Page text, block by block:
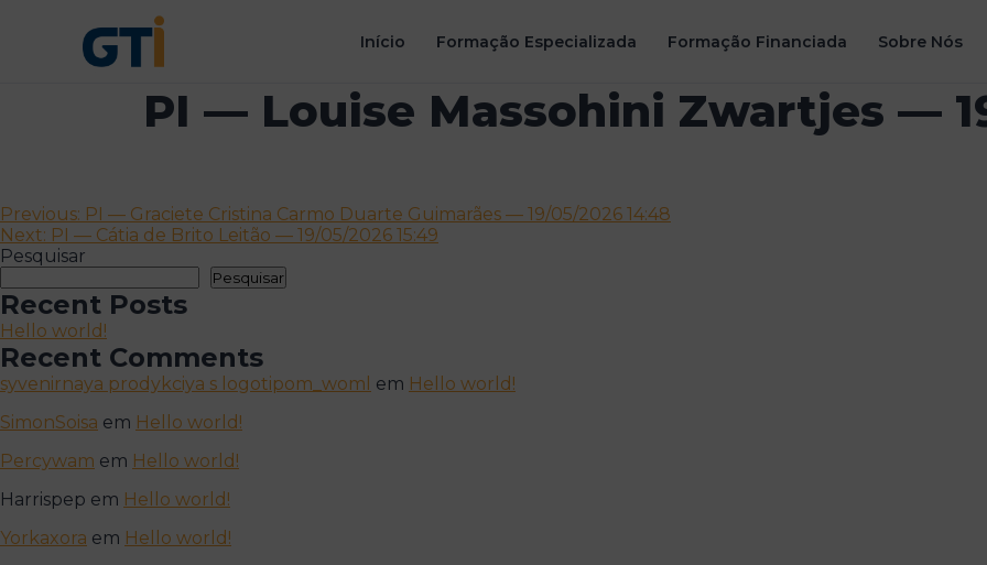
Início Formação Especializada Formação Financiada Sobre Nós
PI — Louise Massohini Zwartjes —
Navegação
de
artigos
Previous: PI — Graciete Cristina Carmo Duarte Guimarães — 19/05/2026 14:48
Next: PI — Cátia de Brito Leitão — 19/05/2026 15:49
Pesquisar
Pesquisar
Recent Posts
Hello world!
Recent Comments
syvenirnaya prodykciya s logotipom_woml em Hello world!
SimonSoisa em Hello world!
Percywam em Hello world!
Harrispep em Hello world!
Yorkaxora em Hello world!